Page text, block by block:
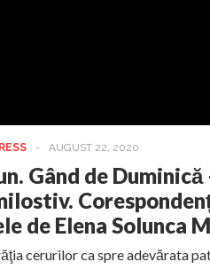
- AUGUST 22, 2020
Gând de Duminică
de Elena Solunca
cerurilor ca spre adevărata